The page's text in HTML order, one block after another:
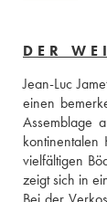
DER
Jean-Luc
einen
Assemblage
vielfältigen
zeigt sich in